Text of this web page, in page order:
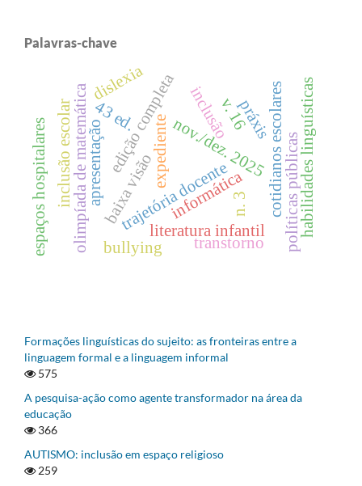
Palavras-chave
edição completa v. 16
n. 3
nov./dez. 2025
43 ed. expediente
apresentação cotidianos escolares
trajetória docente
olimpíada de matemática
inclusão escolar baixa visão
literatura infantil
inclusão
informática políticas públicas
espaços hospitalares práxis
dislexia
transtorno
habilidades linguísticas
bullying
Formações linguísticas do sujeito: as fronteiras entre a
linguagem formal e a linguagem informal
575
A pesquisa-ação como agente transformador na área da
educação
366
AUTISMO: inclusão em espaço religioso
259